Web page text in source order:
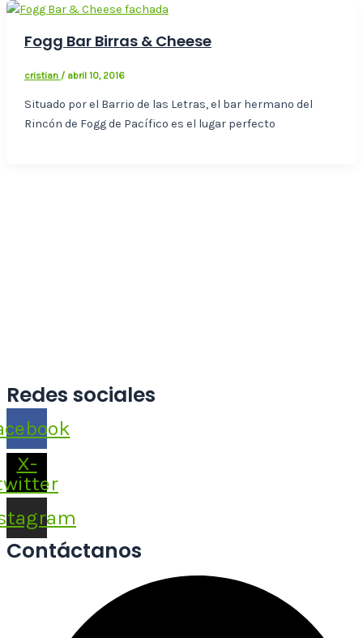
Fogg Bar Birras & Cheese
cristian / abril 10, 2016
Situado por el Barrio de las Letras, el bar hermano del
Rincón de Fogg de Pacífico es el lugar perfecto
Redes sociales
X-
Contáctanos